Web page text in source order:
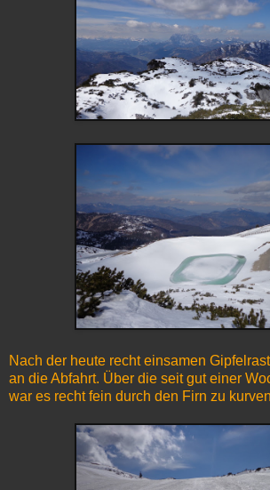
Nach der heute recht einsamen
an die Abfahrt. Über die seit gut einer
war es recht fein durch den Firn zu